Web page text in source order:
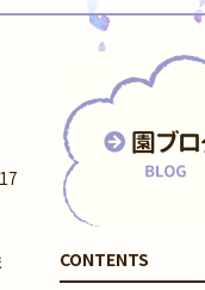
CONTENTS